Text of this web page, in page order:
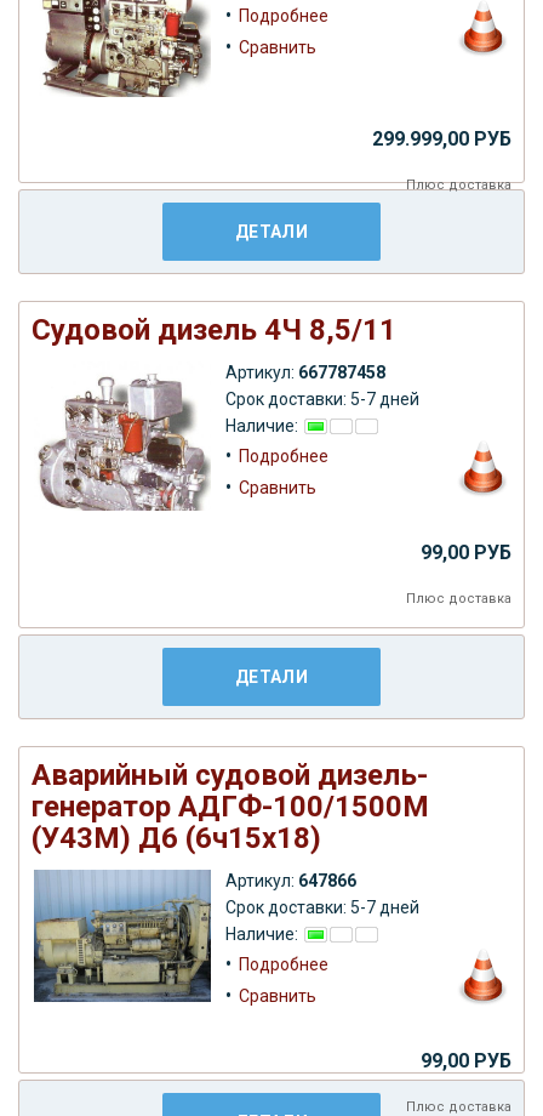
• Подробнее
• Сравнить
299.999,00 РУБ
Плюсдоставка
ДЕТАЛИ
Судовой дизель 4Ч 8,5/11
Артикул: 667787458
Срок доставки: 5-7 дней
Наличие:
• Подробнее
• Сравнить
99,00 РУБ
Плюс доставка
ДЕТАЛИ
Аварийный судовой дизель-
генератор АДГФ-100/1500М
(У43М) Д6 (6ч15х18)
Артикул: 647866
Срок доставки: 5-7 дней
Наличие:
• Подробнее
• Сравнить
99,00 РУБ
Плюс доставка